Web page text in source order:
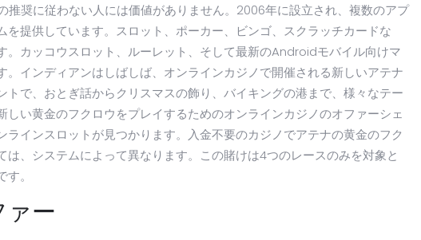
推奨に従わない人には価値がありません。2006年に設立され、複数のアプ
を提供しています。スロット、ポーカー、ビンゴ、スクラッチカードな
。カッコウスロット、ルーレット、そして最新のAndroidモバイル向けマ
。インディアンはしばしば、オンラインカジノで開催される新しいアテナ
トで、おとぎ話からクリスマスの飾り、バイキングの港まで、様々なテー
しい黄金のフクロウをプレイするためのオンラインカジノのオファーシェ
ラインスロットが見つかります。入金不要のカジノでアテナの黄金のフク
は、システムによって異なります。この賭けは4つのレースのみを対象と
。
ー